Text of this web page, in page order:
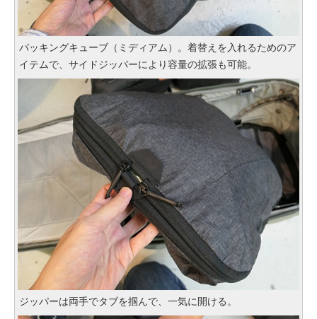
パッキングキューブ（ミディアム）。着替えを入れるためのア
イテムで、サイドジッパーにより容量の拡張も可能。
ジッパーは両手でタブを掴んで、一気に開ける。